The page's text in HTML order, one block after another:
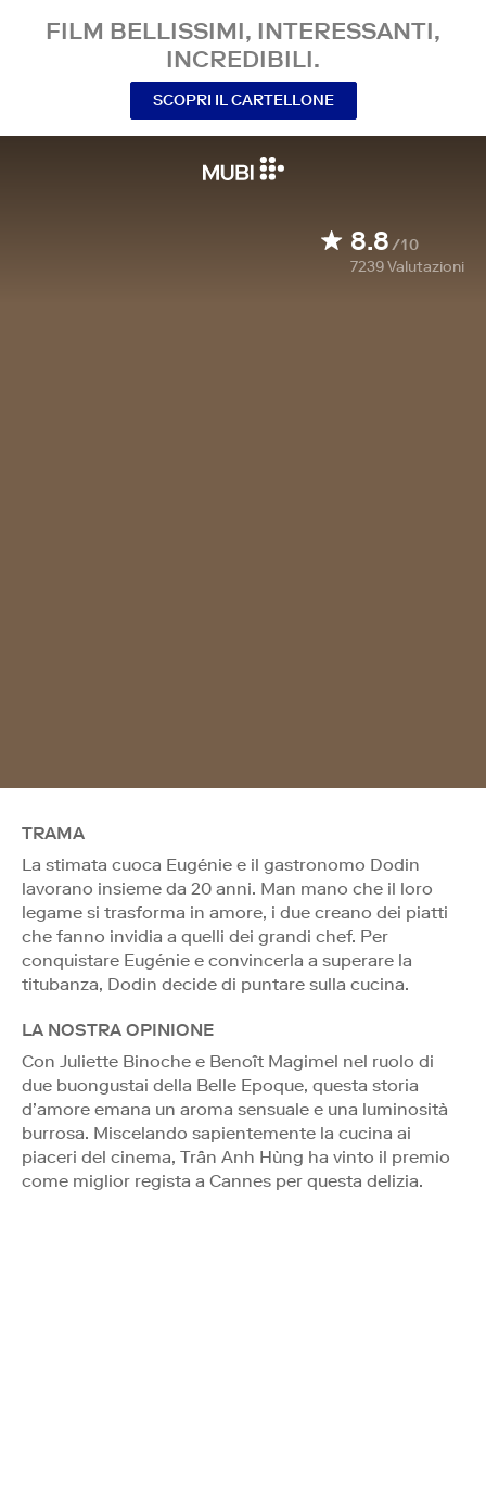
FILM BELLISSIMI, INTERESSANTI,
INCREDIBILI.
SCOPRI IL CARTELLONE
8.8/10
7239Valutazioni
TRAMA
La stimata cuoca Eugénie e il gastronomo Dodin
lavorano insieme da 20 anni. Man mano che il loro
legame si trasforma in amore, i due creano dei piatti
che fanno invidia a quelli dei grandi chef. Per
conquistare Eugénie e convincerla a superare la
titubanza, Dodin decide di puntare sulla cucina.
LA NOSTRA OPINIONE
Con Juliette Binoche e Benoît Magimel nel ruolo di
due buongustai della Belle Epoque, questa storia
d’amore emana un aroma sensuale e una luminosità
burrosa. Miscelando sapientemente la cucina ai
piaceri del cinema, Trần Anh Hùng ha vinto il premio
come miglior regista a Cannes per questa delizia.